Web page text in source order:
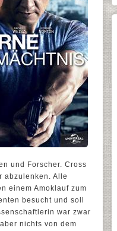
und Forscher. Cross
abzulenken. Alle
einem Amoklauf zum
besucht und soll
war zwar
nichts von dem